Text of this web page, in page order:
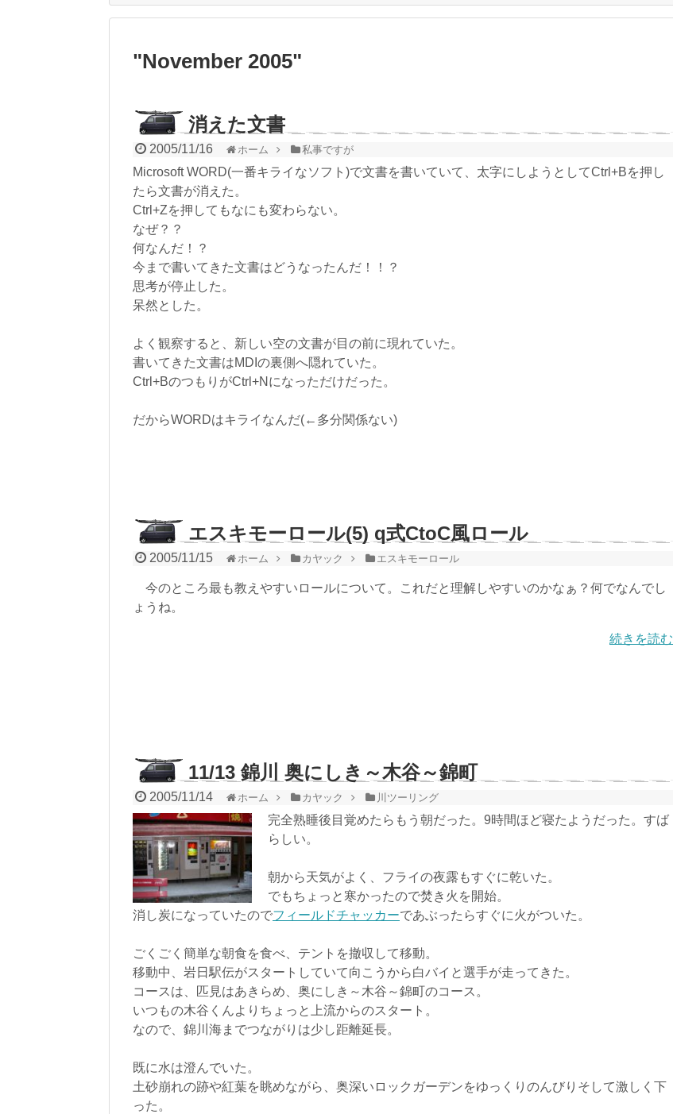
"November 2005"
消えた文書
2005/11/16 ホーム 私事ですが
Microsoft WORD(一番キライなソフト)で文書を書いていて、太字にしようとしてCtrl+Bを押し
たら文書が消えた。
Ctrl+Zを押してもなにも変わらない。
なぜ？？
何なんだ！？
今まで書いてきた文書はどうなったんだ！！？
思考が停止した。
呆然とした。
よく観察すると、新しい空の文書が目の前に現れていた。
書いてきた文書はMDIの裏側へ隠れていた。
Ctrl+BのつもりがCtrl+Nになっただけだった。
だからWORDはキライなんだ(←多分関係ない)
エスキモーロール(5) q式CtoC風ロール
2005/11/15 ホーム カヤック エスキモーロール
今のところ最も教えやすいロールについて。これだと理解しやすいのかなぁ？何でなんでし
ょうね。
続きを読む
11/13 錦川 奥にしき～木谷～錦町
2005/11/14 ホーム カヤック 川ツーリング
完全熟睡後目覚めたらもう朝だった。9時間ほど寝たようだった。すば
らしい。
朝から天気がよく、フライの夜露もすぐに乾いた。
でもちょっと寒かったので焚き火を開始。
消し炭になっていたのでフィールドチャッカーであぶったらすぐに火がついた。
ごくごく簡単な朝食を食べ、テントを撤収して移動。
移動中、岩日駅伝がスタートしていて向こうから白バイと選手が走ってきた。
コースは、匹見はあきらめ、奥にしき～木谷～錦町のコース。
いつもの木谷くんよりちょっと上流からのスタート。
なので、錦川海までつながりは少し距離延長。
既に水は澄んでいた。
土砂崩れの跡や紅葉を眺めながら、奥深いロックガーデンをゆっくりのんびりそして激しく下
った。